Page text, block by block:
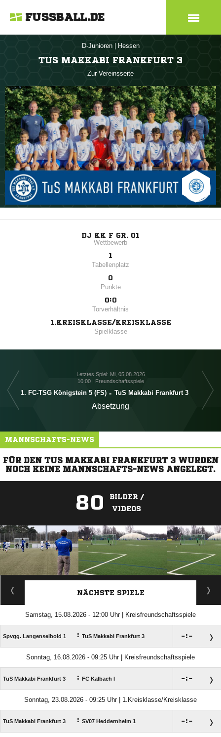
FUSSBALL.DE
D-Junioren Hessen
TUS MAKKABI FRANKFURT 3
Zur Vereinsseite
DJ KK F GR. 01
Wettbewerb
1
Tabellenplatz
0
Punkte
0:0
Torverhältnis
1.KREISKLASSE/KREISKLASSE
Spielklasse
Letztes Spiel: Mi, 05.08.2026
10:00 | Freundschaftsspiele
1. FC-TSG Königstein 5 (FS) - TuS Makkabi Frankfurt 3
Absetzung
MANNSCHAFTS-NEWS
FÜR DEN TUS MAKKABI FRANKFURT 3 WURDEN
NOCH KEINE MANNSCHAFTS-NEWS ANGELEGT.
80
BILDER /
VIDEOS
ANZEIGE
NÄCHSTE SPIELE
Samstag, 15.08.2026 - 12:00 Uhr | Kreisfreundschaftsspiele
Spvgg. Langenselbold 1 : TuS Makkabi Frankfurt 3 :
Sonntag, 16.08.2026 - 09:25 Uhr | Kreisfreundschaftsspiele
TuS Makkabi Frankfurt 3 : FC Kalbach I :
Sonntag, 23.08.2026 - 09:25 Uhr | 1.Kreisklasse/Kreisklasse
TuS Makkabi Frankfurt 3 : SV07 Heddernheim 1 :